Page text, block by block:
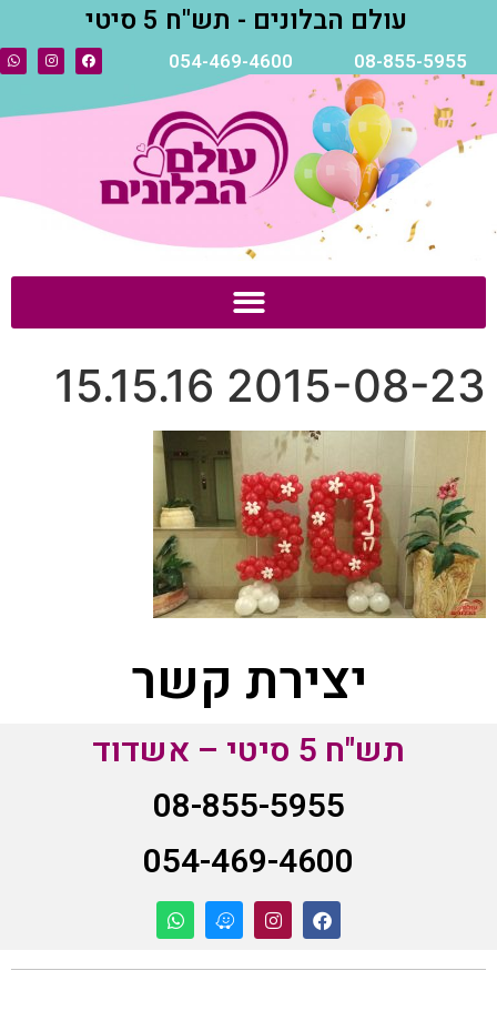
עולם הבלונים - תש"ח 5 סיטי
08-855-5955
054-469-4600
2015-08-23 15.15.16
יצירת קשר
תש"ח 5 סיטי – אשדוד
08-855-5955
054-469-4600